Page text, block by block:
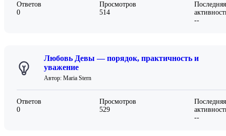
Ответов
0
Просмотров
514
Последняя
--
Любовь Девы — порядок, практичность и
уважение
Автор: Maria Stern
Ответов
0
Просмотров
529
Последняя
--